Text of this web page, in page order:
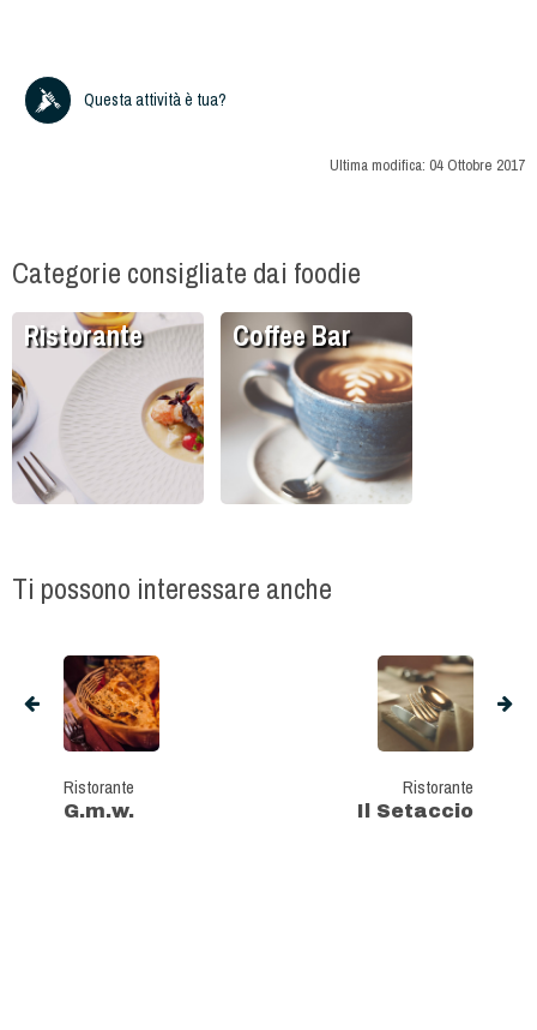
Questa attività è tua?
Ultima modifica: 04 Ottobre 2017
Categorie consigliate dai foodie
Ristorante Coffee Bar
Ti possono interessare anche
Ristorante
G.m.w.
Ristorante
Il Setaccio